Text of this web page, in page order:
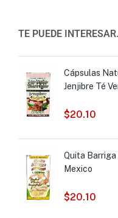
TE PUEDE
Cápsulas
Jenjibre Té
$20.10
Quita Barriga
Mexico
$20.10